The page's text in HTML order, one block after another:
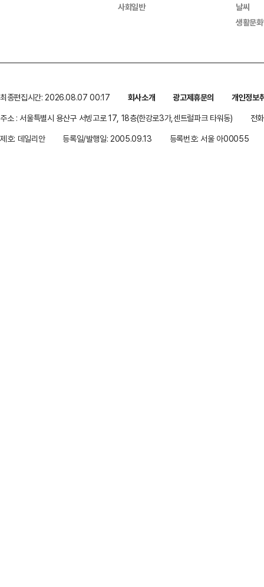
사회일반
날씨
생활문
최종편집시간: 2026.08.07 00:17 회사소개 광고제휴문의
개인정보
주소 : 서울특별시 용산구 서빙고로 17, 18층(한강로3가,센트럴파크 타워동)
전
제호: 데일리안
등록일/발행일: 2005.09.13 등록번호: 서울 아00055